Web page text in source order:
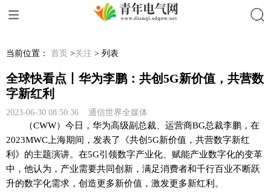
当前位置： 首页 >关注 > 列表
全球快看点丨华为李鹏：共创5G新价值，共营数
字新红利
2023-06-30 08:50:36 通信世界全媒体
（CWW）今日，华为高级副总裁、运营商BG总裁李鹏，在
2023MWC上海期间，发表了《共创5G新价值，共营数字新红
利》的主题演讲。在5G引领数字产业化、赋能产业数字化的变革
中，他认为，产业需要共同创新，满足消费者和千行百业不断跃
升的数字化需求，创造更多新价值，激发更多新红利。